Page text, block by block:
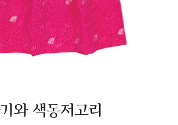
와 색동저고리